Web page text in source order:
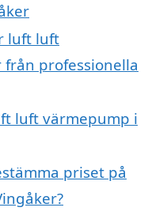
luft luft
professionella
luft värmepump i
priset på